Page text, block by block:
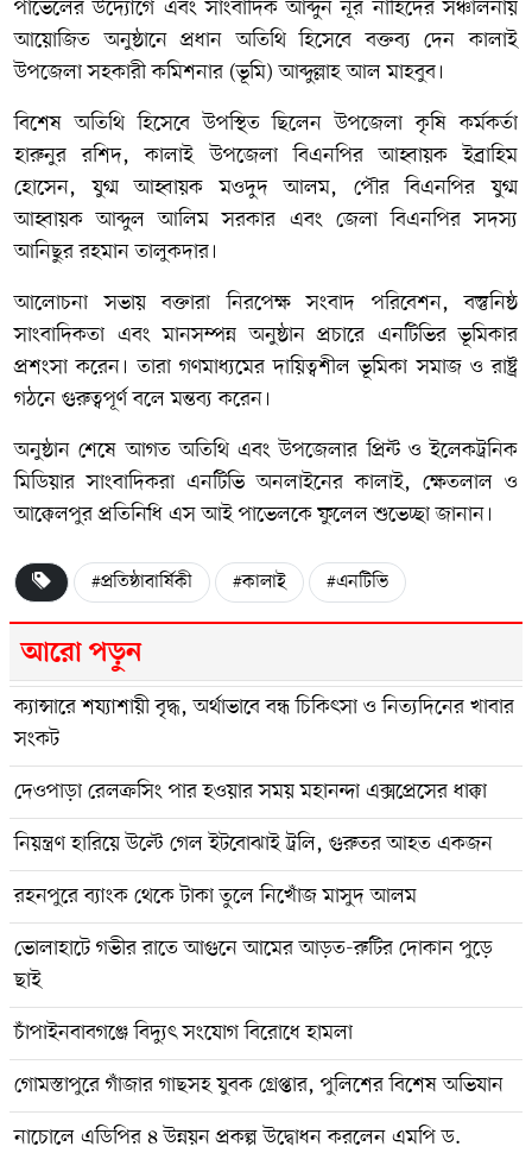
পাভেলের উদ্যোগে এবং সাংবাদিক আব্দুন নূর নাহিদের সঞ্চালনায়
আয়োজিত অনুষ্ঠানে প্রধান অতিথি হিসেবে বক্তব্য দেন কালাই
উপজেলা সহকারী কমিশনার (ভূমি) আব্দুল্লাহ আল মাহবুব।
বিশেষ অতিথি হিসেবে উপস্থিত ছিলেন উপজেলা কৃষি কর্মকর্তা
হারুনুর রশিদ, কালাই উপজেলা বিএনপির আহ্বায়ক ইব্রাহিম
হোসেন, যুগ্ম আহ্বায়ক মওদুদ আলম, পৌর বিএনপির যুগ্ম
আহ্বায়ক আব্দুল আলিম সরকার এবং জেলা বিএনপির সদস্য
আনিছুর রহমান তালুকদার।
আলোচনা সভায় বক্তারা নিরপেক্ষ সংবাদ পরিবেশন, বস্তুনিষ্ঠ
সাংবাদিকতা এবং মানসম্পন্ন অনুষ্ঠান প্রচারে এনটিভির ভূমিকার
প্রশংসা করেন। তারা গণমাধ্যমের দায়িত্বশীল ভূমিকা সমাজ ও রাষ্ট্র
গঠনে গুরুত্বপূর্ণ বলে মন্তব্য করেন।
অনুষ্ঠান শেষে আগত অতিথি এবং উপজেলার প্রিন্ট ও ইলেকট্রনিক
মিডিয়ার সাংবাদিকরা এনটিভি অনলাইনের কালাই, ক্ষেতলাল ও
আক্কেলপুর প্রতিনিধি এস আই পাভেলকে ফুলেল শুভেচ্ছা জানান।
#প্রতিষ্ঠাবার্ষিকী #কালাই #এনটিভি
আরো পড়ুন
ক্যান্সারে শয্যাশায়ী বৃদ্ধ, অর্থাভাবে বন্ধ চিকিৎসা ও নিত্যদিনের খাবার
সংকট
দেওপাড়া রেলক্রসিং পার হওয়ার সময় মহানন্দা এক্সপ্রেসের ধাক্কা
নিয়ন্ত্রণ হারিয়ে উল্টে গেল ইটবোঝাই ট্রলি, গুরুতর আহত একজন
রহনপুরে ব্যাংক থেকে টাকা তুলে নিখোঁজ মাসুদ আলম
ভোলাহাটে গভীর রাতে আগুনে আমের আড়ত-রুটির দোকান পুড়ে
ছাই
চাঁপাইনবাবগঞ্জে বিদ্যুৎ সংযোগ বিরোধে হামলা
গোমস্তাপুরে গাঁজার গাছসহ যুবক গ্রেপ্তার, পুলিশের বিশেষ অভিযান
নাচোলে এডিপির ৪ উন্নয়ন প্রকল্প উদ্বোধন করলেন এমপি ড.